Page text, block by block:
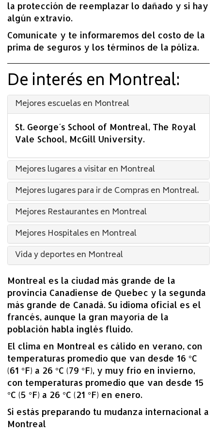
la protección de reemplazar lo dañado y si hay
algún extravío.
Comunícate y te informaremos del costo de la
prima de seguros y los términos de la póliza.
De interés en Montreal:
Mejores escuelas en Montreal
St. George´s School of Montreal, The Royal
Vale School, McGill University.
Mejores lugares a visitar en Montreal
Mejores lugares para ir de Compras en Montreal.
Mejores Restaurantes en Montreal
Mejores Hospitales en Montreal
Vida y deportes en Montreal
Montreal es la ciudad más grande de la
provincia Canadiense de Quebec y la segunda
más grande de Canadá. Su idioma oficial es el
francés, aunque la gran mayoría de la
población habla inglés fluido.
El clima en Montreal es cálido en verano, con
temperaturas promedio que van desde 16 °C
(61 °F) a 26 °C (79 °F), y muy frío en invierno,
con temperaturas promedio que van desde 15
°C (5 °F) a 26 °C (21 °F) en enero.
Si estás preparando tu mudanza internacional a
Montreal